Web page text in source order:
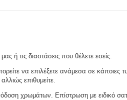
ή τις διαστάσεις που θέλετε εσείς.
να επιλέξετε ανάμεσα σε κάποιες
επιθυμείτε.
χρωμάτων. Επίστρωση με ειδικό